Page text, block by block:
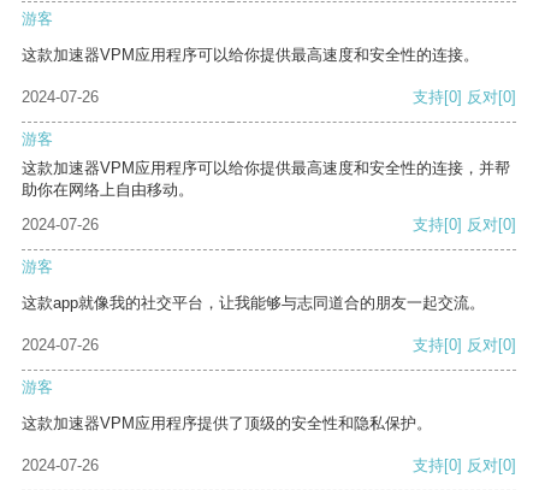
游客
这款加速器VPM应用程序可以给你提供最高速度和安全性的连接。
2024-07-26 支持[0] 反对[0]
游客
这款加速器VPM应用程序可以给你提供最高速度和安全性的连接，并帮
助你在网络上自由移动。
2024-07-26
支持[0] 反对[0]
游客
这款app就像我的社交平台，让我能够与志同道合的朋友一起交流。
2024-07-26 支持[0] 反对[0]
游客
这款加速器VPM应用程序提供了顶级的安全性和隐私保护。
2024-07-26 支持[0] 反对[0]